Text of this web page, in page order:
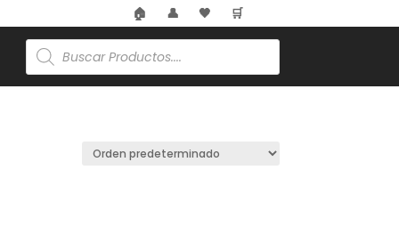
🏠 👤 🖤 🛒
Búsqueda
de
productos
🎋